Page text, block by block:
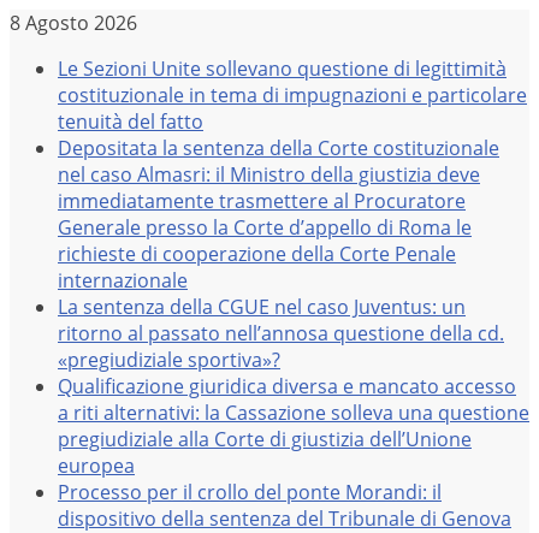
Salta
contenuto
8 Agosto 2026
Le Sezioni Unite sollevano questione di legittimità
costituzionale in tema di impugnazioni e particolare
tenuità del fatto
Depositata la sentenza della Corte costituzionale
nel caso Almasri: il Ministro della giustizia deve
immediatamente trasmettere al Procuratore
Generale presso la Corte d’appello di Roma le
richieste di cooperazione della Corte Penale
internazionale
La sentenza della CGUE nel caso Juventus: un
ritorno al passato nell’annosa questione della cd.
«pregiudiziale sportiva»?
Qualificazione giuridica diversa e mancato accesso
a riti alternativi: la Cassazione solleva una questione
pregiudiziale alla Corte di giustizia dell’Unione
europea
Processo per il crollo del ponte Morandi: il
dispositivo della sentenza del Tribunale di Genova